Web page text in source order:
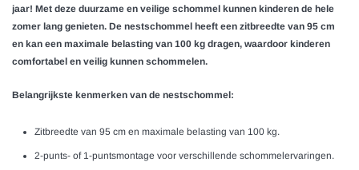
jaar! Met deze duurzame en veilige schommel kunnen kinderen de hele
zomer lang genieten. De nestschommel heeft een zitbreedte van 95 cm
en kan een maximale belasting van 100 kg dragen, waardoor kinderen
comfortabel en veilig kunnen schommelen.
Belangrijkste kenmerken van de nestschommel:
Zitbreedte van 95 cm en maximale belasting van 100 kg.
2-punts- of 1-puntsmontage voor verschillende schommelervaringen.